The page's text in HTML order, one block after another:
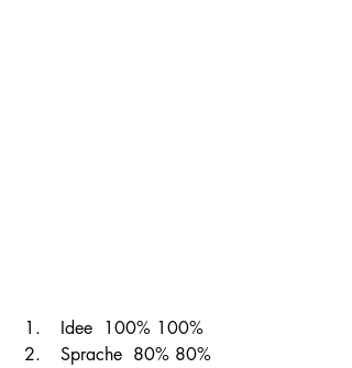
Idee  100% 100%
Sprache  80% 80%